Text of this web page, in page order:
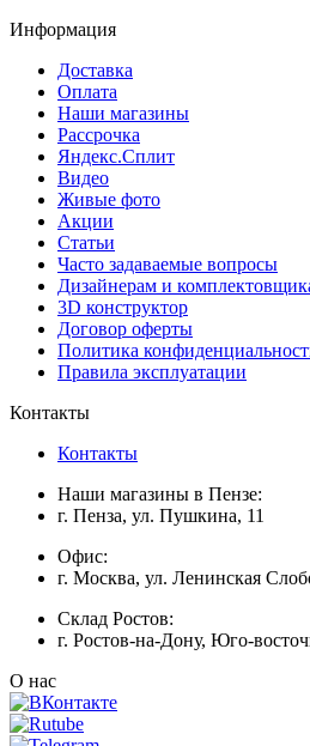
Информация
Доставка
Оплата
Наши магазины
Рассрочка
Яндекс.Сплит
Видео
Живые фото
Акции
Статьи
Часто задаваемые вопросы
Дизайнерам и
3D конструктор
Договор оферты
Политика
Правила эксплуатации
Контакты
Контакты
Наши магазины в Пензе:
г. Пенза, ул. Пушкина, 11
Офис:
г. Москва, ул. Ленинская
Склад Ростов:
г. Ростов-на-Дону, Юго-
О нас